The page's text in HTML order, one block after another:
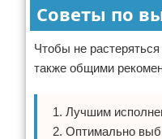
Советы по
Чтобы не
также общими
Лучшим
Оптимально